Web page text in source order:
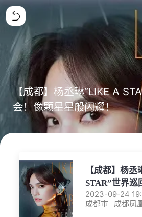
【成都】杨丞琳“LIKE A
会！像颗星星般闪耀！
【成都】杨
STAR”世界巡
2023-09-24
成都市 | 成都凤